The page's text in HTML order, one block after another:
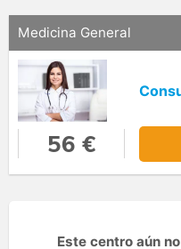
Medicina General
56 €
Este centro aún